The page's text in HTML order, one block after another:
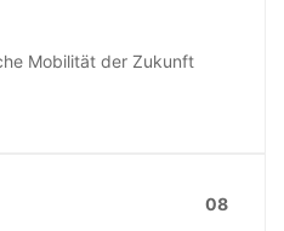
Mobilität der Zukunft
08